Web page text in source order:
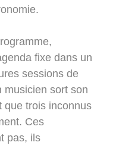
fixe dans un
sessions de
musicien sort son
que trois inconnus
Ces
pas, ils